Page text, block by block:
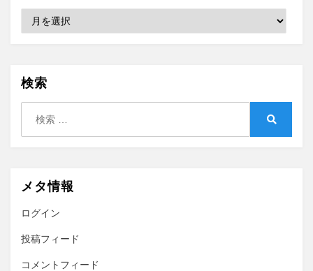
Archive
検索
メタ情報
ログイン
投稿フィード
コメントフィード